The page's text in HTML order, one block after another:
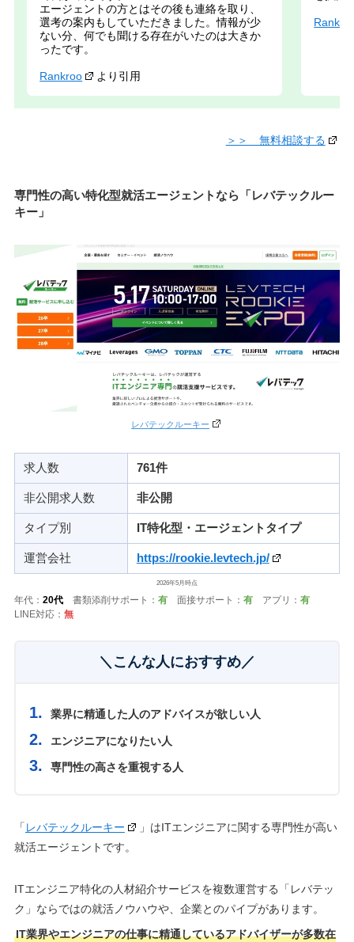
エージェントの方とはその後も連絡を取り、
選考の案内もしていただきました。情報が少
ない分、何でも聞ける存在がいたのは大きか
ったです。
Rankroo より引用
＞＞ 無料相談する
専門性の高い特化型就活エージェントなら「レバテックルー
キー」
レバテックルーキー
求人数 761件
非公開求人数 非公開
タイプ別 IT特化型・エージェントタイプ
運営会社 https://rookie.levtech.jp/
2026年5月時点
年代： 20代書類添削サポート： 有面接サポート： 有アプリ： 有
LINE対応： 無
＼こんな人におすすめ／
業界に精通した人のアドバイスが欲しい人
エンジニアになりたい人
専門性の高さを重視する人
「 レバテックルーキー
」はITエンジニアに関する専門性が高い
就活エージェントです。
ITエンジニア特化の人材紹介サービスを複数運営する「レバテッ
ク」ならではの就活ノウハウや、企業とのパイプがあります。
IT業界やエンジニアの仕事に精通しているアドバイザーが多数在